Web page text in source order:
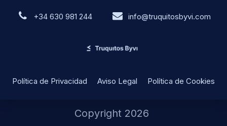
+34 630 981 244 info@truquitosbyvi.com
Política de Privacidad Aviso Legal Política de Cookies
Copyright 2026